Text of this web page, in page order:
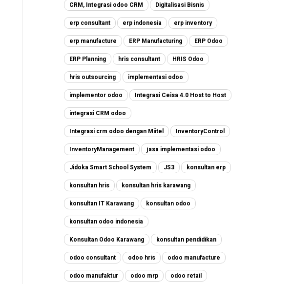
CRM, Integrasi odoo CRM Digitalisasi Bisnis
erp consultant erp indonesia erp inventory
erp manufacture ERP Manufacturing ERP Odoo
ERP Planning hris consultant HRIS Odoo
hris outsourcing implementasi odoo
implementor odoo Integrasi Ceisa 4.0 Host to Host
integrasi CRM odoo
Integrasi crm odoo dengan Miitel InventoryControl
InventoryManagement jasa implementasi odoo
Jidoka Smart School System JS3 konsultan erp
konsultan hris konsultan hris karawang
konsultan IT Karawang konsultan odoo
konsultan odoo indonesia
Konsultan Odoo Karawang konsultan pendidikan
odoo consultant odoo hris odoo manufacture
odoo manufaktur odoo mrp odoo retail